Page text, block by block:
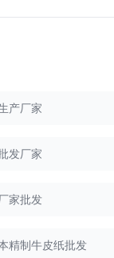
产厂家
发厂家
家批发
精制牛皮纸批发